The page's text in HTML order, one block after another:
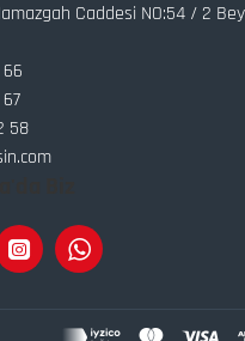
Caddesi NO:54 / 2
58